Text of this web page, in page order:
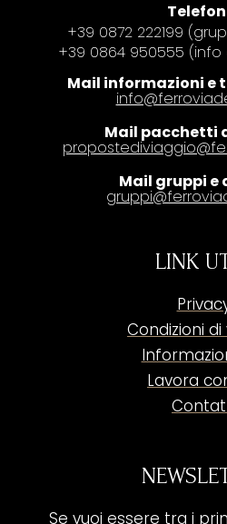
+39 0872 222199
+39 0864 950555
Mail informazioni e
Mail pacchetti
Mail gruppi e
LINK
Condizioni di
Lavora
Se vuoi essere tra i